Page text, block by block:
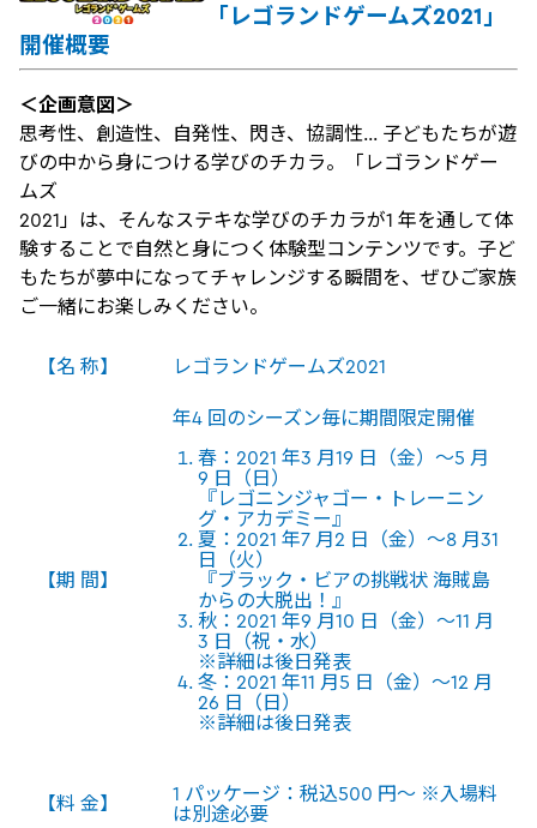
「レゴランドゲームズ2021」
開催概要
＜企画意図＞
思考性、創造性、自発性、閃き、協調性… 子どもたちが遊
びの中から身につける学びのチカラ。「レゴランドゲー
ムズ
2021」は、そんなステキな学びのチカラが1 年を通して体
験することで自然と身につく体験型コンテンツです。子ど
もたちが夢中になってチャレンジする瞬間を、ぜひご家族
ご一緒にお楽しみください。
【名 称】 レゴランドゲームズ2021
【期 間】
年4 回のシーズン毎に期間限定開催
春：2021 年3 月19 日（金）～5 月
9 日（日）
『レゴニンジャゴー・トレーニン
グ・アカデミー』
夏：2021 年7 月2 日（金）～8 月31
日（火）
『ブラック・ビアの挑戦状 海賊島
からの大脱出！』
秋：2021 年9 月10 日（金）～11 月
3 日（祝・水）
※詳細は後日発表
冬：2021 年11 月5 日（金）～12 月
26 日（日）
※詳細は後日発表
【料 金】
1 パッケージ：税込500 円～ ※入場料
は別途必要